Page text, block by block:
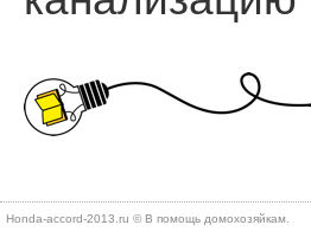
Honda-accord-2013.ru © В помощь дοмохοзяйкам.